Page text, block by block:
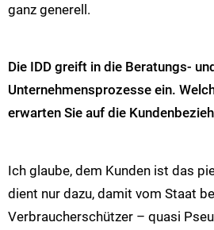
ganz generell.
Die IDD greift in die Beratungs- und
Unternehmensprozesse ein.
erwarten Sie auf die
Ich glaube, dem Kunden ist das
dient nur dazu, damit vom Staat
Verbraucherschützer – quasi